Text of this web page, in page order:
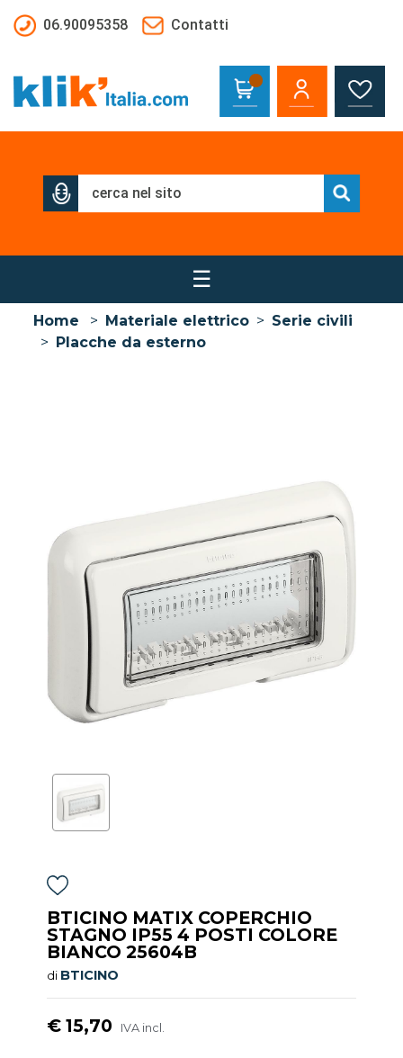
06.90095358
Contatti
☰
Home > Materiale elettrico > Serie civili
> Placche da esterno
BTICINO MATIX COPERCHIO
STAGNO IP55 4 POSTI COLORE
BIANCO 25604B
di BTICINO
€ 15,70 IVA incl.